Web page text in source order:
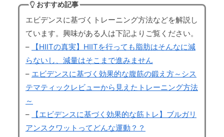
おすすめ記事
エビデンスに基づくトレーニング方法などを解説し
ています。興味がある人は下記よりご覧ください。
–
【HIITの真実】HIITを行っても脂肪はそんなに減
らないし、減量はそこまで進みません
– エビデンスに基づく効果的な腹筋の鍛え方～シス
テマティックレビューから見えたトレーニング方法
～
–
【エビデンスに基づく効果的な筋トレ】ブルガリ
アンスクワットってどんな運動？？